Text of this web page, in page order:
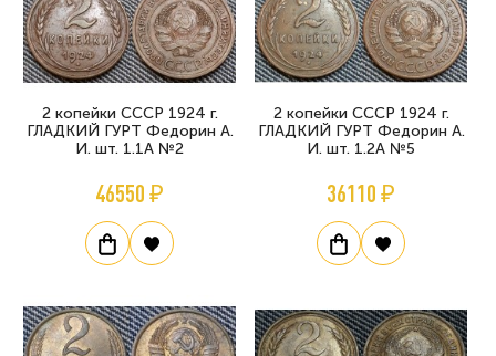
2 копейки СССР 1924 г.
ГЛАДКИЙ ГУРТ Федорин А.
И. шт. 1.1А №2
46550 ₽
2 копейки СССР 1924 г.
ГЛАДКИЙ ГУРТ Федорин А.
И. шт. 1.2А №5
36110 ₽